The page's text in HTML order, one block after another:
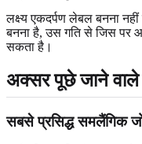
लक्ष्य एकदर्पण लेबल बनना
बनना है, उस गति से जिस पर
सकता है।
अक्सर पूछे जाने
सबसे प्रसिद्ध समलैंगिक